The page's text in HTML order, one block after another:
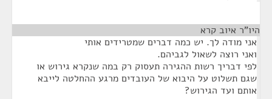
היו"ר איוב קרא
אני מודה לך. יש כמה דברים שמטרידים אותי
ואני רוצה לשאול לגביהם.
לפי דבריך רשות ההגירה תעסוק רק במה שנקרא גירוש או
שגם תשלוט על היבוא של העובדים מרגע ההחלטה לייבא
אותם ועד הגירוש?